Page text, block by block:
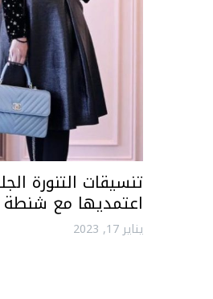
اعتمديها مع
يناير 17, 2023